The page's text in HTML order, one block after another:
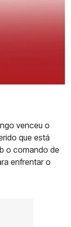
venceu o
que está
o comando de
enfrentar o